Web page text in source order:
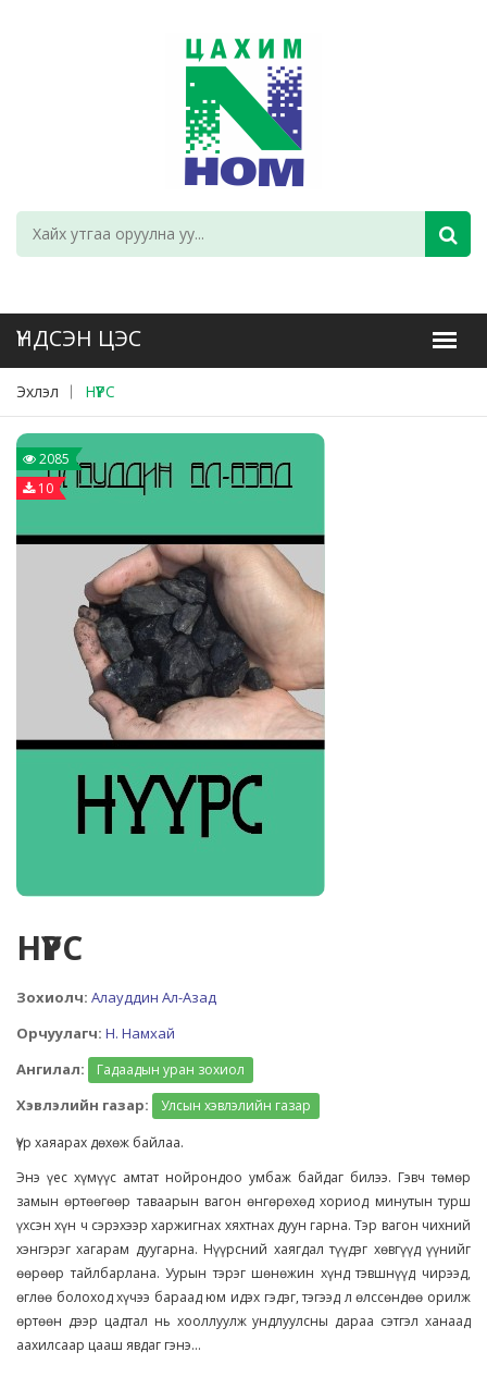
Эхлэл НҮҮРС
2085
10
НҮҮРС
Зохиолч: Алауддин Ал-Азад
Орчуулагч: Н. Намхай
Ангилал:
Гадаадын уран зохиол
Хэвлэлийн газар:
Улсын хэвлэлийн газар
Үүр хаяарах дөхөж байлаа.
Энэ үес хүмүүс амтат нойрондоо умбаж байдаг билээ. Гэвч төмөр
замын өртөөгөөр таваарын вагон өнгөрөхөд хориод минутын турш
үхсэн хүн ч сэрэхээр харжигнах хяхтнах дуун гарна. Тэр вагон чихний
хэнгэрэг хагарам дуугарна. Нүүрсний хаягдал түүдэг хөвгүүд үүнийг
өөрөөр тайлбарлана. Уурын тэрэг шөнөжин хүнд тэвшнүүд чирээд,
өглөө болоход хүчээ бараад юм идэх гэдэг, тэгээд л өлссөндөө орилж
өртөөн дээр цадтал нь хооллуулж ундлуулсны дараа сэтгэл ханаад
аахилсаар цааш явдаг гэнэ...